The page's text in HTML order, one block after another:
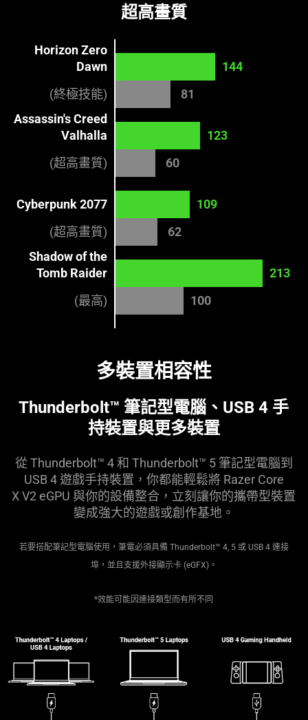
超高畫質
Horizon Zero
Dawn
144
(終極技能)
81
Assassin's Creed
Valhalla
123
(超高畫質)
60
Cyberpunk 2077
109
(超高畫質)
62
Shadow of the
Tomb Raider
213
(最高)
100
多裝置相容性
Thunderbolt™ 筆記型電腦、USB 4 手
持裝置與更多裝置
從 Thunderbolt™ 4 和 Thunderbolt™ 5 筆記型電腦到
USB 4 遊戲手持裝置，你都能輕鬆將 Razer Core
X V2 eGPU 與你的設備整合，立刻讓你的攜帶型裝置
變成強大的遊戲或創作基地。
若要搭配筆記型電腦使用，筆電必須具備 Thunderbolt™ 4, 5 或 USB 4 連接
埠，並且支援外接顯示卡 (eGFX)。
*效能可能因連接類型而有所不同